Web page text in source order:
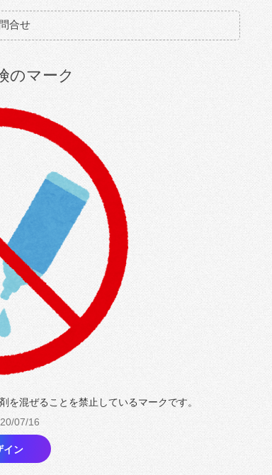
合せ
のマーク
混ぜることを禁止しているマークです。
07/16
イン